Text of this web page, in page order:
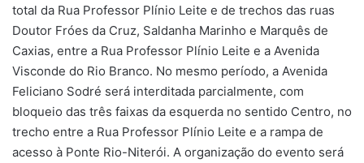
total da Rua Professor Plínio Leite e de trechos das ruas
Doutor Fróes da Cruz, Saldanha Marinho e Marquês de
Caxias, entre a Rua Professor Plínio Leite e a Avenida
Visconde do Rio Branco. No mesmo período, a Avenida
Feliciano Sodré será interditada parcialmente, com
bloqueio das três faixas da esquerda no sentido Centro, no
trecho entre a Rua Professor Plínio Leite e a rampa de
acesso à Ponte Rio-Niterói. A organização do evento será